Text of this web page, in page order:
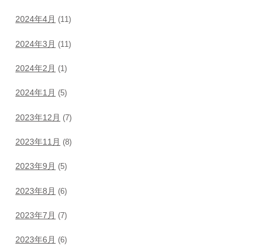
2024年4月 (11)
2024年3月 (11)
2024年2月 (1)
2024年1月 (5)
2023年12月 (7)
2023年11月 (8)
2023年9月 (5)
2023年8月 (6)
2023年7月 (7)
2023年6月 (6)